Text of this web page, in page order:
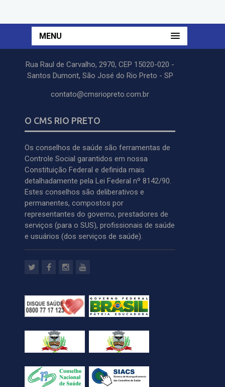
MENU
Rua Raul de Carvalho, 2970, CEP 15020-020 -
Santos Dumont, São José do Rio Preto - SP
contato@cmsriopreto.com.br
O CMS RIO PRETO
Os conselhos de saúde são ferramentas de
Controle Social garantidos em nossa
Constituição Federal e definida mais
detalhadamente pela Lei Federal nº 8142/90.
Estes conselhos são deliberativos e
permanentes, compostos por
representantes do governo, prestadores de
serviços (para o SUS), profissionais de saúde
e usuários (dos serviços de saúde).